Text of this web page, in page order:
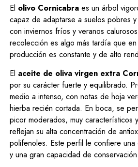
El olivo Cornicabra es un árbol
capaz de adaptarse a suelos pobres y
con inviernos fríos y veranos
recolección es algo más tardía que
producción es constante y de alto
El aceite de oliva virgen extra
por su carácter fuerte y equilibrado.
medio a intenso, con notas de hoja
hierba recién cortada. En boca, se
picor moderados, muy característicos
reflejan su alta concentración de
polifenoles. Este perfil le confiere una
y una gran capacidad de conservación.